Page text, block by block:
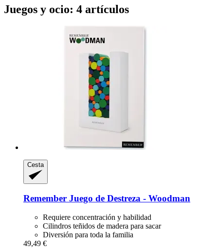
Juegos y ocio: 4 artículos
Cesta
Remember Juego de Destreza -​ Woodman
Requiere concentración y habilidad
Cilindros teñidos de madera para sacar
Diversión para toda la familia
49,49 €